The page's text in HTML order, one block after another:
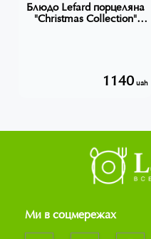
Блюдо Lefard порцеляна
"Christmas Collection"
1140 uah
Ми в соцмережах